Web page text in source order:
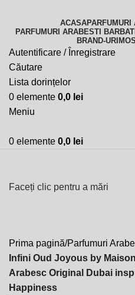
ACASA
PARFUMURI ARABESTI BARBATI
BRAND-URI
Autentificare / Înregistrare
Căutare
Lista dorințelor
0 elemente 0,0 lei
Meniu
0 elemente 0,0 lei
Faceți clic pentru a mări
Prima pagină Parfumuri
Infini Oud Joyous by
Arabesc Original Dubai
Happiness